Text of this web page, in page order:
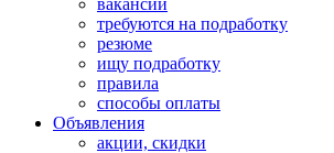
вакансии
требуются на подработку
резюме
ищу подработку
правила
способы оплаты
Объявления
акции, скидки